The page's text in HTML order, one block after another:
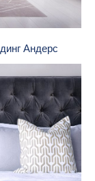
Андерс